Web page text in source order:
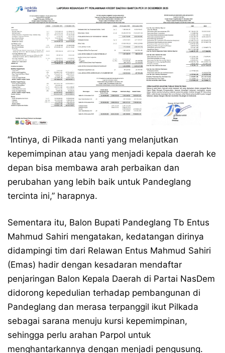
“Intinya, di Pilkada nanti yang melanjutkan
kepemimpinan atau yang menjadi kepala daerah ke
depan bisa membawa arah perbaikan dan
perubahan yang lebih baik untuk Pandeglang
tercinta ini,” harapnya.
Sementara itu, Balon Bupati Pandeglang Tb Entus
Mahmud Sahiri mengatakan, kedatangan dirinya
didampingi tim dari Relawan Entus Mahmud Sahiri
(Emas) hadir dengan kesadaran mendaftar
penjaringan Balon Kepala Daerah di Partai NasDem
didorong kepedulian terhadap pembangunan di
Pandeglang dan merasa terpanggil ikut Pilkada
sebagai sarana menuju kursi kepemimpinan,
sehingga perlu arahan Parpol untuk
menghantarkannya dengan menjadi pengusung.